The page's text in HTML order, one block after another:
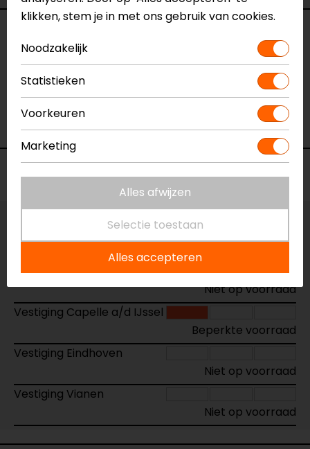
Naam
Weather Cover S21+
Model
55239
Merk
Voorraad
Vestiging Apeldoorn
Vestiging Breda
Niet op voorraad
Vestiging Capelle a/d IJssel
Beperkte voorraad
Vestiging Eindhoven
Niet op voorraad
Vestiging Vianen
Niet op voorraad
klikken, stem je in met ons gebruik van cookies.
Noodzakelijk
Statistieken
Voorkeuren
Marketing
Alles afwijzen
Selectie toestaan
Alles accepteren